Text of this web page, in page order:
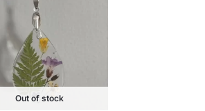
Out of stock